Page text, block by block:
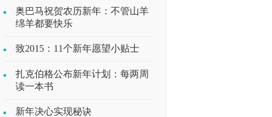
奥巴马祝贺农历新年：不管山羊
绵羊都要快乐
致2015：11个新年愿望小贴士
扎克伯格公布新年计划：每两周
读一本书
新年决心实现秘诀